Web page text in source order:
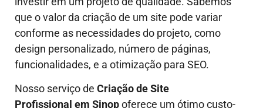
que o valor da criação de um site pode variar
conforme as necessidades do projeto, como
design personalizado, número de páginas,
funcionalidades, e a otimização para SEO.
Nosso serviço de Criação de Site
Profissional em Sinopoferece um ótimo custo-